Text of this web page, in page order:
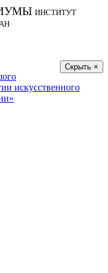
ИНСТИТУТ
Скрыть ×
искусственного